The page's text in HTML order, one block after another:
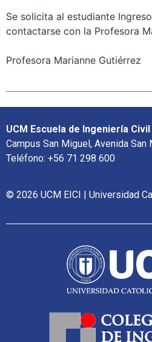
Se solicita al estudiante
contactarse con la Profesora
Profesora Marianne Gutiérrez
UCM Escuela de Ingeniería
Campus San Miguel, Avenida San
Teléfono: +56 71 298 600
© 2026 UCM EICI | Universidad